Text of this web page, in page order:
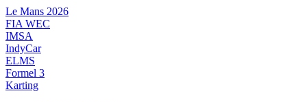
Videre
til
indhold
Le Mans 2026
FIA WEC
IMSA
IndyCar
ELMS
Formel 3
Karting